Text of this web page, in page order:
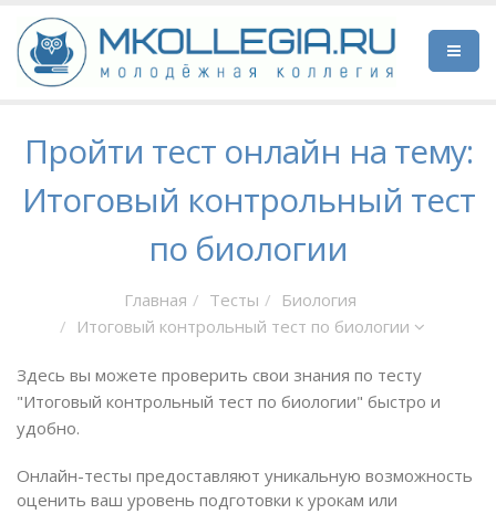
Пройти тест онлайн на тему:
Итоговый контрольный тест
по биологии
Главная Тесты
Биология
Итоговый контрольный тест по биологии
Здесь вы можете проверить свои знания по тесту
"Итоговый контрольный тест по биологии" быстро и
удобно.
Онлайн-тесты предоставляют уникальную возможность
оценить ваш уровень подготовки к урокам или